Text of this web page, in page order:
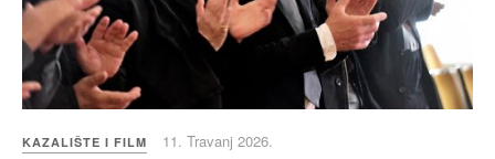
KAZALIŠTE I FILM 11. Travanj 2026.